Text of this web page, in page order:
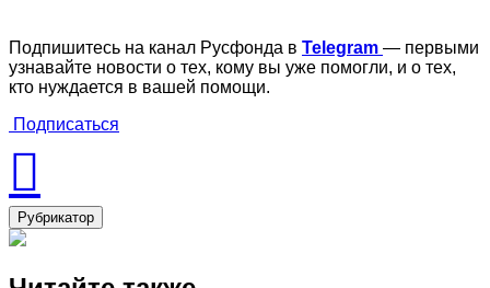
Подпишитесь на канал Русфонда в Telegram — первыми
узнавайте новости о тех, кому вы уже помогли, и о тех,
кто нуждается в вашей помощи.
Подписаться
Рубрикатор